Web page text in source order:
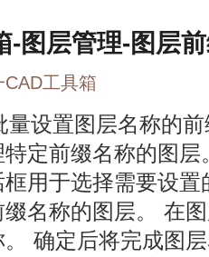
-图层管理-图层
CAD工具箱
量设置图层名称的
定前缀名称的图
用于选择需要设
名称的图层。 在
确定后将完成图